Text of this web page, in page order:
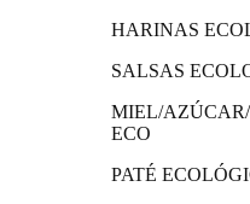
HARINAS
SALSAS
MIEL/AZÚCAR/
ECO
PATÉ